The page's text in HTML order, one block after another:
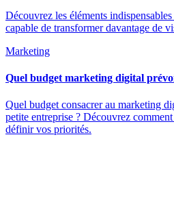
Découvrez les éléments
capable de transformer davantage de
Marketing
Quel budget marketing digital
Quel budget consacrer au marketing
petite entreprise ? Découvrez
définir vos priorités.